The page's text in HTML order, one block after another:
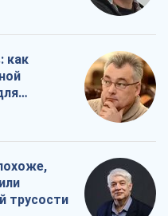
как
трусости